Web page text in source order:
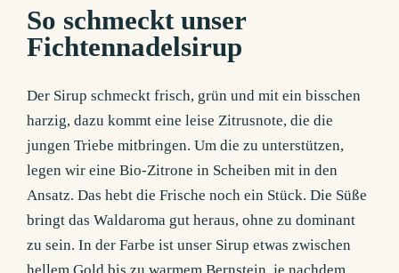
So schmeckt unser
Fichtennadelsirup
Der Sirup schmeckt frisch, grün und mit ein bisschen
harzig, dazu kommt eine leise Zitrusnote, die die
jungen Triebe mitbringen. Um die zu unterstützen,
legen wir eine Bio-Zitrone in Scheiben mit in den
Ansatz. Das hebt die Frische noch ein Stück. Die Süße
bringt das Waldaroma gut heraus, ohne zu dominant
zu sein. In der Farbe ist unser Sirup etwas zwischen